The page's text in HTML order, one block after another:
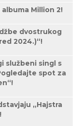
Million 2!
dvostrukog
2024.)“!
službeni singl s
spot za
„Hajstra